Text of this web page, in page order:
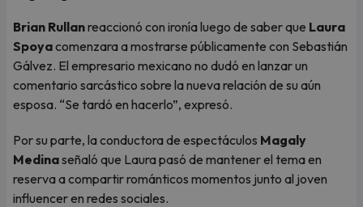
Brian Rullanreaccionó con ironía luego de saber que Laura
Spoyacomenzara a mostrarse públicamente con Sebastián
Gálvez. El empresario mexicano no dudó en lanzar un
comentario sarcástico sobre la nueva relación de su aún
esposa. “Se tardó en hacerlo”, expresó.
Por su parte, la conductora de espectáculos Magaly
Medinaseñaló que Laura pasó de mantener el tema en
reserva a compartir románticos momentos junto al joven
influencer en redes sociales.